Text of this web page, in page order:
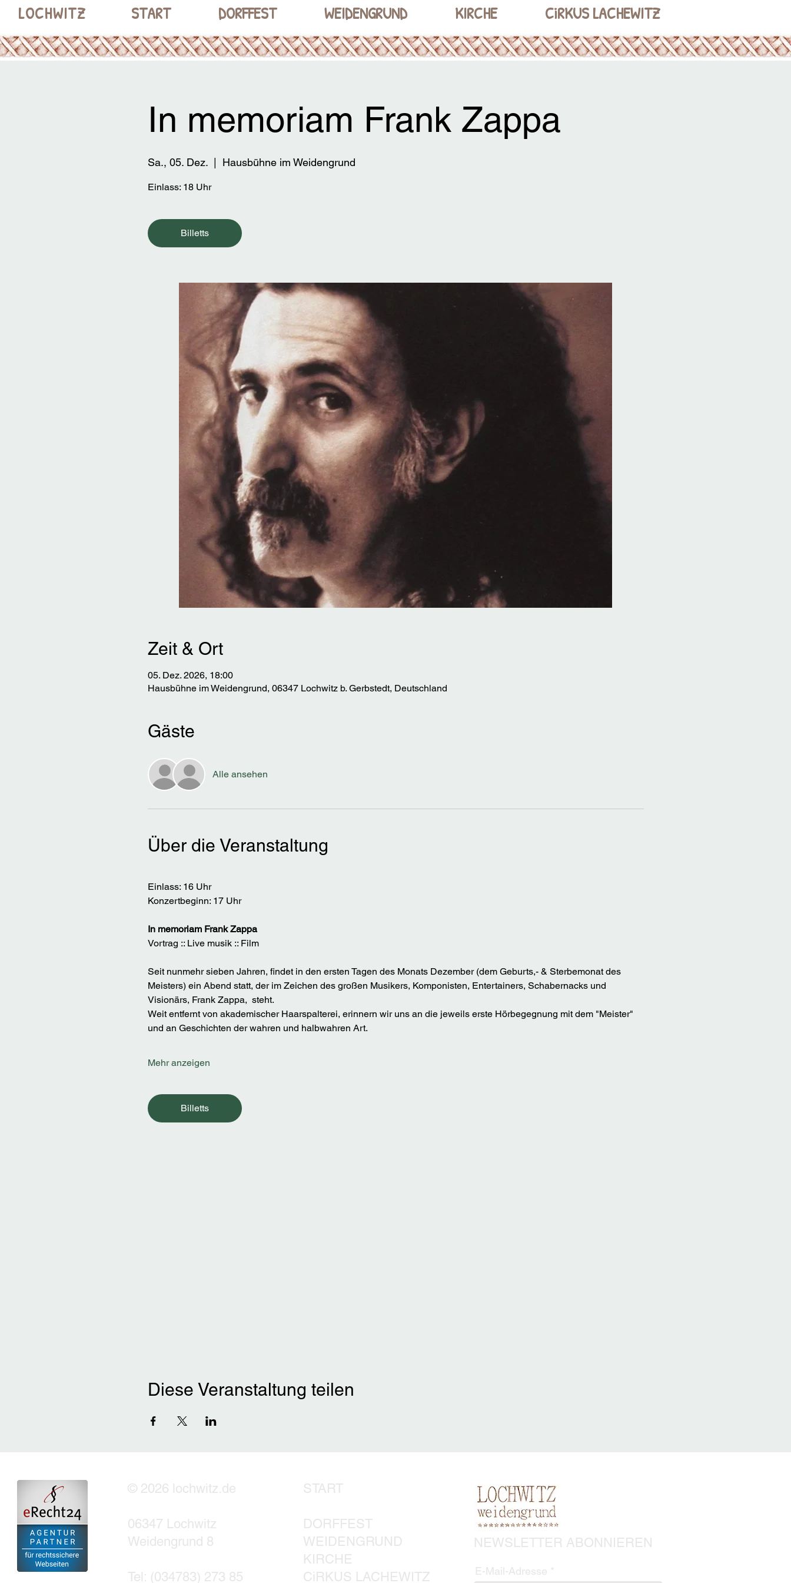
LOCHWITZ START DORFFEST WEIDENGRUND KIRCHE CiRKUS LACHEWITZ
In memoriam Frank Zappa
Sa., 05. Dez.
  |
Hausbühne im Weidengrund
Einlass: 18 Uhr
Billetts
Zeit & Ort
05. Dez. 2026, 18:00
Hausbühne im Weidengrund, 06347 Lochwitz b. Gerbstedt, Deutschland
Gäste
Alle ansehen
Über die Veranstaltung
Einlass: 16 Uhr
Konzertbeginn: 17 Uhr
In memoriam Frank Zappa
Vortrag :: Live musik :: Film
Seit nunmehr sieben Jahren, findet in den ersten Tagen des Monats Dezember (dem Geburts,- & Sterbemonat des
Meisters) ein Abend statt, der im Zeichen des großen Musikers, Komponisten, Entertainers, Schabernacks und
Visionärs, Frank Zappa,  steht.
Weit entfernt von akademischer Haarspalterei, erinnern wir uns an die jeweils erste Hörbegegnung mit dem "Meister"
und an Geschichten der wahren und halbwahren Art.
Mehr anzeigen
Billetts
Diese Veranstaltung teilen
© 2026 lochwitz.de
06347 Lochwitz
Weidengrund 8
Tel: (034783) 273 85
START
DORFFEST
WEIDENGRUND
KIRCHE
CiRKUS LACHEWITZ
NEWSLETTER ABONNIEREN
E-Mail-Adresse